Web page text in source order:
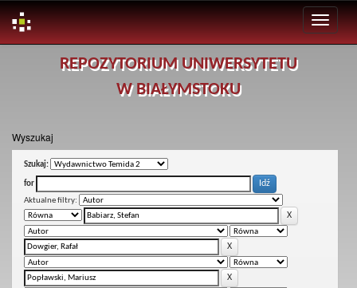
REPOZYTORIUM UNIWERSYTETU
W BIAŁYMSTOKU
Wyszukaj
Szukaj:
for
Aktualne filtry: